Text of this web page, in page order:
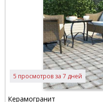
5 просмотров за 7 дней
Керамогранит